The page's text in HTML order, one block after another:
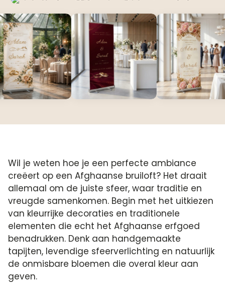
Wil je weten hoe je een perfecte ambiance
creëert op een Afghaanse bruiloft? Het draait
allemaal om de juiste sfeer, waar traditie en
vreugde samenkomen. Begin met het uitkiezen
van kleurrijke decoraties en traditionele
elementen die echt het Afghaanse erfgoed
benadrukken. Denk aan handgemaakte
tapijten, levendige sfeerverlichting en natuurlijk
de onmisbare bloemen die overal kleur aan
geven.